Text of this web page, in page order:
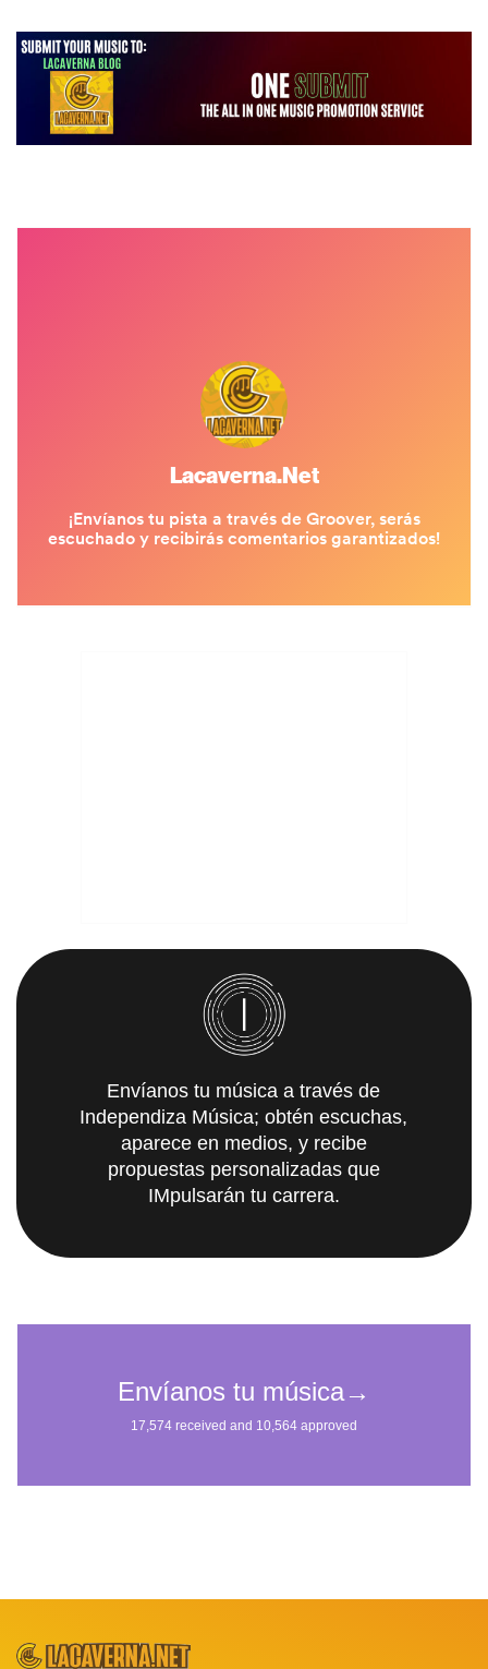
Envíanos tu música a través de
Independiza Música; obtén escuchas,
aparece en medios, y recibe
propuestas personalizadas que
IMpulsarán tu carrera.